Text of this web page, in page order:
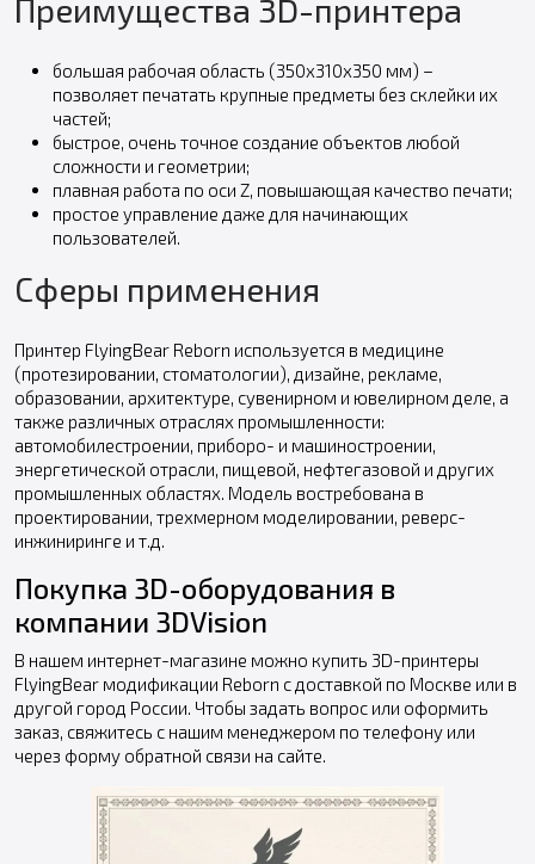
Преимущества 3D-принтера
большая рабочая область (350х310х350 мм) –
позволяет печатать крупные предметы без склейки их
частей;
быстрое, очень точное создание объектов любой
сложности и геометрии;
плавная работа по оси Z, повышающая качество печати;
простое управление даже для начинающих
пользователей.
Сферы применения
Принтер FlyingBear Reborn используется в медицине
(протезировании, стоматологии), дизайне, рекламе,
образовании, архитектуре, сувенирном и ювелирном деле, а
также различных отраслях промышленности:
автомобилестроении, приборо- и машиностроении,
энергетической отрасли, пищевой, нефтегазовой и других
промышленных областях. Модель востребована в
проектировании, трехмерном моделировании, реверс-
инжиниринге и т.д.
Покупка 3D-оборудования в
компании 3DVision
В нашем интернет-магазине можно купить 3D-принтеры
FlyingBear модификации Reborn с доставкой по Москве или в
другой город России. Чтобы задать вопрос или оформить
заказ, свяжитесь с нашим менеджером по телефону или
через форму обратной связи на сайте.